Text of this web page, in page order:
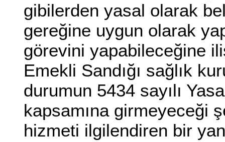
gibilerden yasal olarak
gereğine uygun olarak
görevini yapabileceğine
Emekli Sandığı sağlık
durumun 5434 sayılı
kapsamına girmeyeceği
hizmeti ilgilendiren bir